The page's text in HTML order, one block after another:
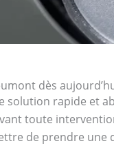
dès
rapide et
toute
de prendre